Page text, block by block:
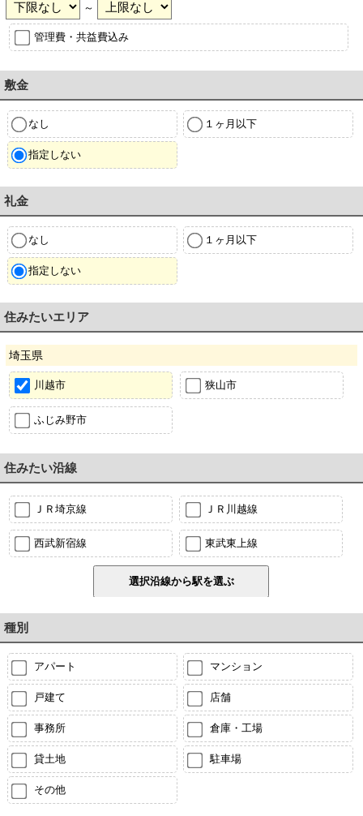
～
管理費・共益費込み
敷金
なし １ヶ月以下
指定しない
礼金
なし １ヶ月以下
指定しない
住みたいエリア
埼玉県
川越市 狭山市
ふじみ野市
住みたい沿線
ＪＲ埼京線 ＪＲ川越線
西武新宿線 東武東上線
種別
アパート マンション
戸建て 店舗
事務所 倉庫・工場
貸土地 駐車場
その他